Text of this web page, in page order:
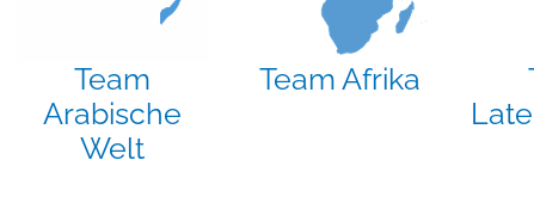
Team
Arabische
Welt
Team Afrika